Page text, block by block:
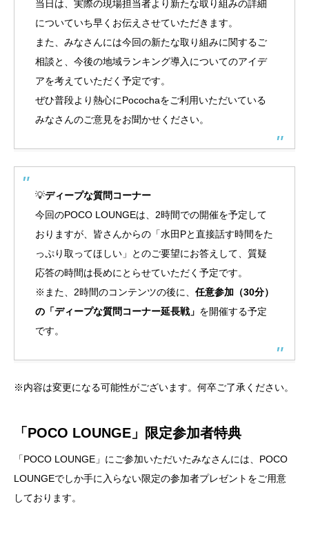
当日は、実際の現場担当者より新たな取り組みの詳細
についていち早くお伝えさせていただきます。
また、みなさんには今回の新たな取り組みに関するご
相談と、今後の地域ランキング導入についてのアイデ
アを考えていただく予定です。
ぜひ普段より熱心にPocochaをご利用いただいている
みなさんのご意見をお聞かせください。
💡ディープな質問コーナー
今回のPOCO LOUNGEは、2時間での開催を予定して
おりますが、皆さんからの「水田Pと直接話す時間をた
っぷり取ってほしい」とのご要望にお答えして、質疑
応答の時間は長めにとらせていただく予定です。
※また、2時間のコンテンツの後に、 任意参加（30分）
の「ディープな質問コーナー延長戦」 を開催する予定
です。
※内容は変更になる可能性がございます。何卒ご了承ください。
「POCO LOUNGE」限定参加者特典
「POCO LOUNGE」にご参加いただいたみなさんには、POCO
LOUNGEでしか手に入らない限定の参加者プレゼントをご用意
しております。